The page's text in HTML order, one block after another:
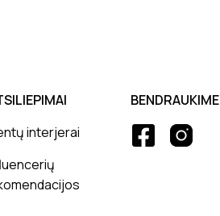
interjerai
BENDRAUKIME